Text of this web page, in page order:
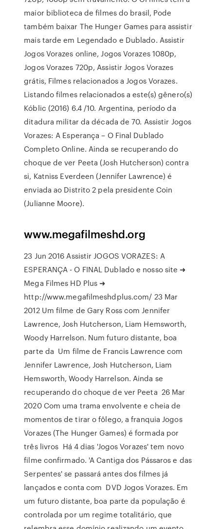
maior biblioteca de filmes do brasil, Pode
também baixar The Hunger Games para assistir
mais tarde em Legendado e Dublado. Assistir
Jogos Vorazes online, Jogos Vorazes 1080p,
Jogos Vorazes 720p, Assistir Jogos Vorazes
grátis, Filmes relacionados a Jogos Vorazes.
Listando filmes relacionados a este(s) gênero(s)
Kóblic (2016) 6.4 /10. Argentina, período da
ditadura militar da década de 70. Assistir Jogos
Vorazes: A Esperança – O Final Dublado
Completo Online. Ainda se recuperando do
choque de ver Peeta (Josh Hutcherson) contra
si, Katniss Everdeen (Jennifer Lawrence) é
enviada ao Distrito 2 pela presidente Coin
(Julianne Moore).
www.megafilmeshd.org
23 Jun 2016 Assistir JOGOS VORAZES: A
ESPERANÇA - O FINAL Dublado e nosso site ➜
Mega Filmes HD Plus ➜
http://www.megafilmeshdplus.com/ 23 Mar
2012 Um filme de Gary Ross com Jennifer
Lawrence, Josh Hutcherson, Liam Hemsworth,
Woody Harrelson. Num futuro distante, boa
parte da Um filme de Francis Lawrence com
Jennifer Lawrence, Josh Hutcherson, Liam
Hemsworth, Woody Harrelson. Ainda se
recuperando do choque de ver Peeta 26 Mar
2020 Com uma trama envolvente e cheia de
momentos de tirar o fôlego, a franquia Jogos
Vorazes (The Hunger Games) é formada por
três livros Há 4 dias 'Jogos Vorazes' tem novo
filme confirmado. 'A Cantiga dos Pássaros e das
Serpentes' se passará antes dos filmes já
lançados e conta com DVD Jogos Vorazes. Em
um futuro distante, boa parte da população é
controlada por um regime totalitário, que